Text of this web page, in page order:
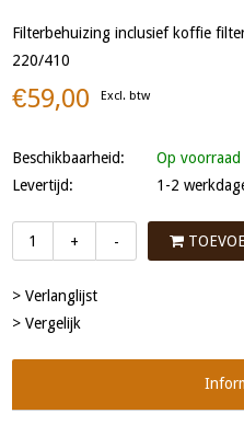
Filterbehuizing inclusief koffie
220/410
€59,00 Excl. btw
Beschikbaarheid:
Op voorraad
Levertijd:
1-2
+ -
> Verlanglijst
> Vergelijk